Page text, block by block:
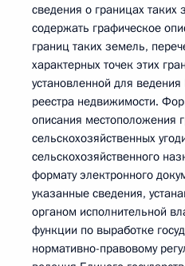
сведения о границах
содержать графическое
границ таких земель,
характерных точек этих
установленной для ведения
реестра недвижимости.
описания местоположения
сельскохозяйственных
сельскохозяйственного
формату электронного
указанные сведения,
органом исполнительной
функции по выработке
нормативно-правовому